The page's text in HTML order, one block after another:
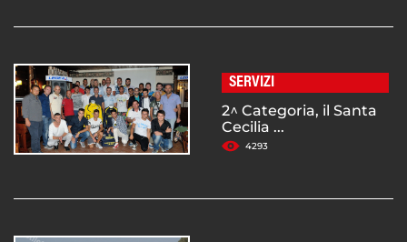
SERVIZI
2^ Categoria, il Santa
Cecilia ...
4293